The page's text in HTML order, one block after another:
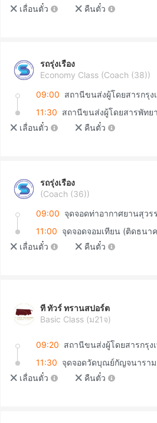
เลื่อนตั๋ว
คืนตั๋ว
รถรุ่งเรือง
Economy Class (Coach (38))
09:00 สถานีขนส่งผู้โดยสารกรุง
11:30 สถานีขนส่งผู้โดยสารพัทย
เลื่อนตั๋ว
คืนตั๋ว
รถรุ่งเรือง
(Coach (36))
09:00
11:00
เลื่อนตั๋ว
คืนตั๋ว
ที ทัวร์ ทรานสปอร์ต
Basic Class (ม21จ)
09:20 สถานีขนส่งผู้โดยสารกรุง
11:30 จุดจอดวัดบุณย์กัญจนารา
เลื่อนตั๋ว
คืนตั๋ว